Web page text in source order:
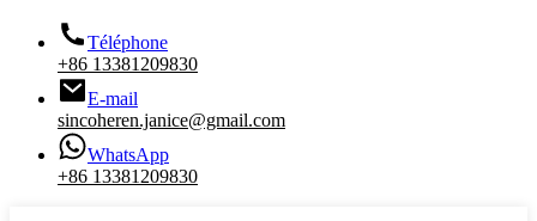
Téléphone
+86 13381209830
E-mail
sincoheren.janice@gmail.com
WhatsApp
+86 13381209830